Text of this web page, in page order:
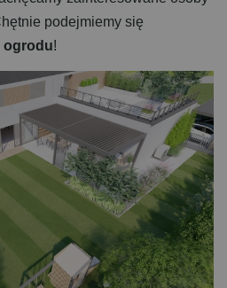
podejmiemy się
ogrodu!